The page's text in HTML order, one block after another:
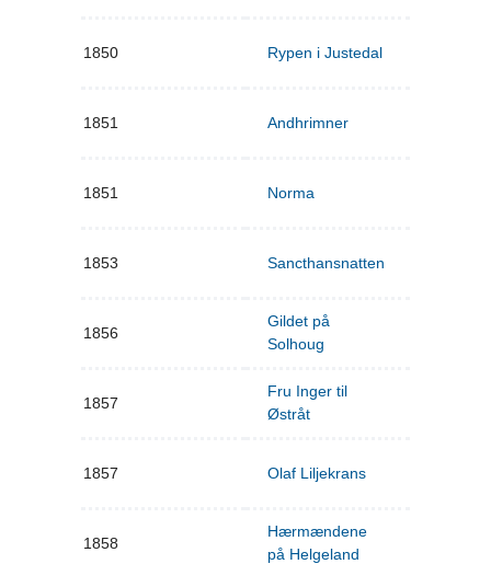
1850 Rypen i Justedal
1851 Andhrimner
1851 Norma
1853 Sancthansnatten
1856
Gildet på
Solhoug
1857
Fru Inger til
Østråt
1857 Olaf Liljekrans
1858
Hærmændene
på Helgeland